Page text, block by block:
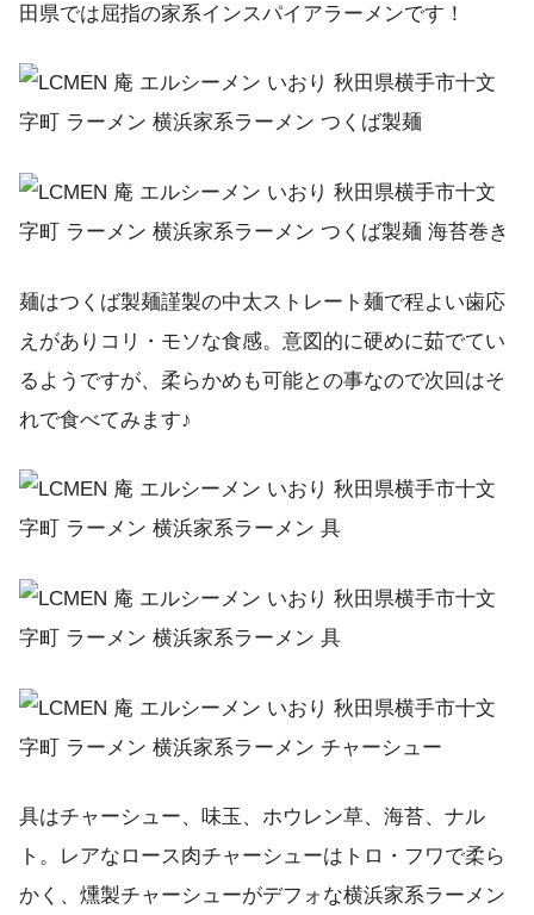
田県では屈指の家系インスパイアラーメンです！
麺はつくば製麺謹製の中太ストレート麺で程よい歯応
えがありコリ・モソな食感。意図的に硬めに茹でてい
るようですが、柔らかめも可能との事なので次回はそ
れで食べてみます♪
具はチャーシュー、味玉、ホウレン草、海苔、ナル
ト。レアなロース肉チャーシューはトロ・フワで柔ら
かく、燻製チャーシューがデフォな横浜家系ラーメン